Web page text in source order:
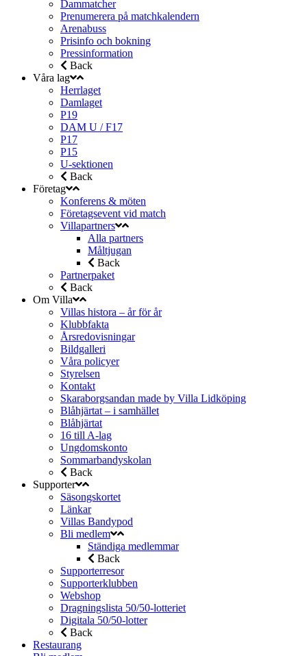
Dammatcher
Prenumerera på matchkalendern
Arenabuss
Prisinfo och bokning
Pressinformation
Back
Våra lag
Herrlaget
Damlaget
P19
DAM U / F17
P17
P15
U-sektionen
Back
Företag
Konferens & möten
Företagsevent vid match
Villapartners
Alla partners
Måltjugan
Back
Partnerpaket
Back
Om Villa
Villas histora – år för år
Klubbfakta
Årsredovisningar
Bildgalleri
Våra policyer
Styrelsen
Kontakt
Skaraborgsandan made by Villa Lidköping
Blåhjärtat – i samhället
Blåhjärtat
16 till A-lag
Ungdomskonto
Sommarbandyskolan
Back
Supporter
Säsongskortet
Länkar
Villas Bandypod
Bli medlem
Ständiga medlemmar
Back
Supporterresor
Supporterklubben
Webshop
Dragningslista 50/50-lotteriet
Digitala 50/50-lotter
Back
Restaurang